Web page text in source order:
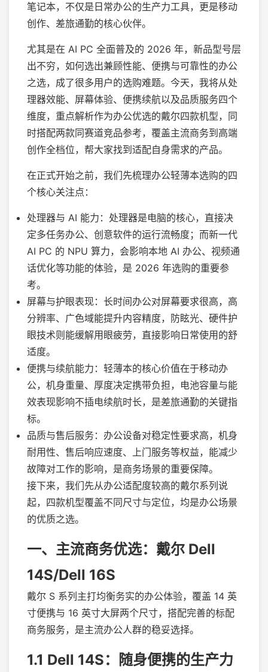
笔记本，不仅是日常办公的生产力工具，更是移动
创作、差旅通勤的核心伙伴。
尤其是在 AI PC 全面普及的 2026 年，新品型号层
出不穷，如何选出兼顾性能、便携与可靠性的办公
之选，成了很多用户的选购难题。今天，我将从处
理器效能、屏幕体验、便携续航以及品质服务四个
维度，重点解析作为办公优选的戴尔四款机型，同
时搭配两款同赛道竞品参考，覆盖主流商务到高端
创作全档位，帮大家找到适配自身需求的产品。
在正式开始之前，我们先梳理办公轻薄本选购的四
个核心关注点：
处理器与 AI 能力：处理器是电脑的核心，直接决
定多任务办公、创意软件的运行流畅度；而新一代
AI PC 的 NPU 算力，会影响本地 AI 办公、视频通
话优化等功能的体验，是 2026 年选购的重要参
考。
屏幕与护眼表现：长时间办公对屏幕要求很高，高
分辨率、广色域能提升内容精度，防眩光、硬件护
眼技术则能缓解用眼疲劳，直接影响日常使用的舒
适度。
便携与续航能力：轻薄本的核心价值在于移动办
公，机身重量、厚度决定携带负担，电池容量与能
效表现影响不插电续航时长，是差旅通勤的关键指
标。
品质与售后服务：办公设备对稳定性要求高，机身
耐用性、售后响应速度、上门服务等权益，能减少
故障对工作的影响，是商务场景的重要保障。
接下来，我们先从办公适配度较高的戴尔系列说
起，四款机型覆盖不同尺寸与定位，均是办公场景
的优质之选。
一、主流商务优选：戴尔 Dell
14S/Dell 16S
戴尔 S 系列主打均衡务实的办公体验，覆盖 14 英
寸便携与 16 英寸大屏两个尺寸，搭配完善的标配
商务服务，是主流办公人群的稳妥选择。
1.1 Dell 14S：随身便携的生产力